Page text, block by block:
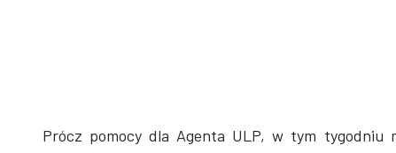
Prócz pomocy dla Agenta ULP, w tym tygodniu